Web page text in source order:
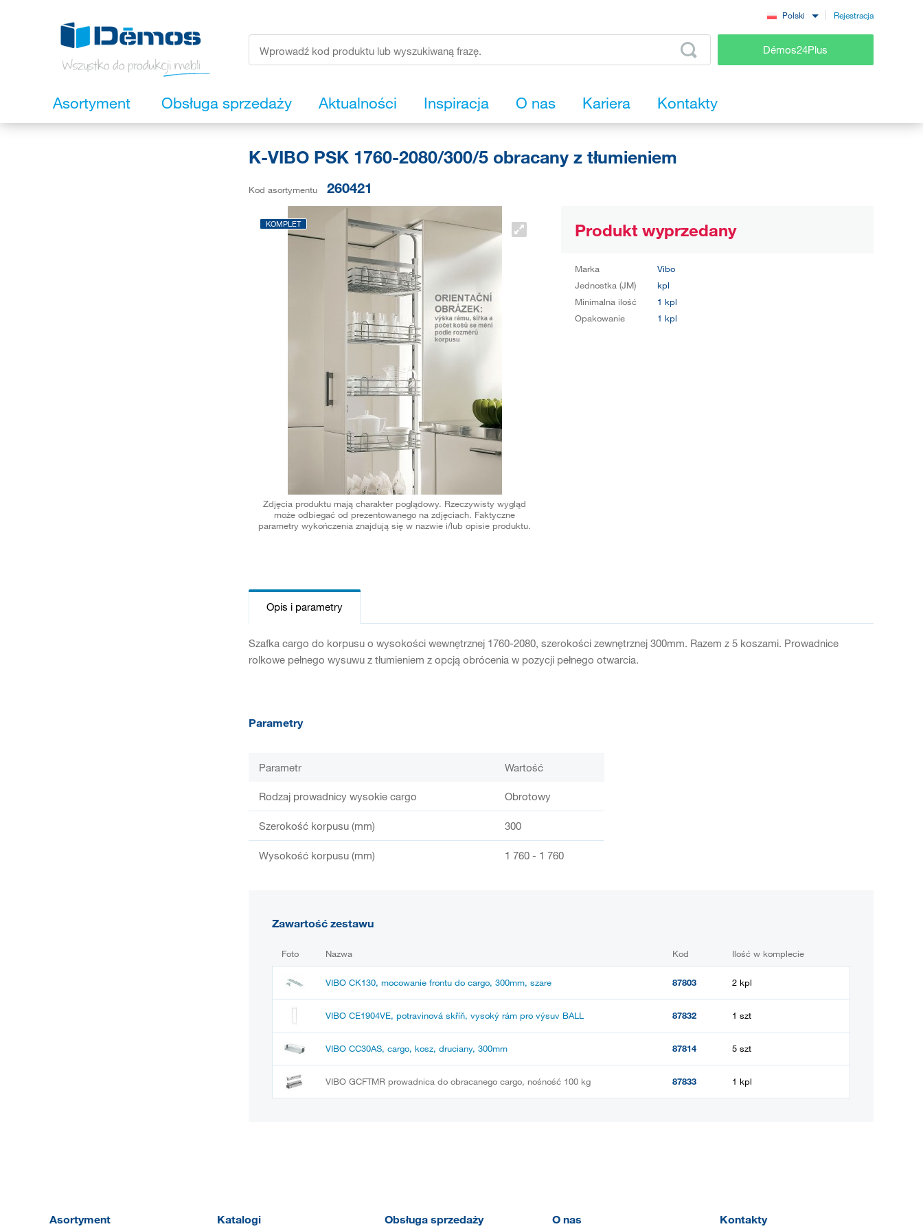
Polski Rejestracja
Démos24Plus
Asortyment Obsługa sprzedaży Aktualności Inspiracja O nas Kariera Kontakty
K-VIBO PSK 1760-2080/300/5 obracany z tłumieniem
Kod asortymentu 260421
KOMPLET
Zdjęcia produktu mają charakter poglądowy. Rzeczywisty wygląd
może odbiegać od prezentowanego na zdjęciach. Faktyczne
parametry wykończenia znajdują się w nazwie i/lub opisie produktu.
Produkt wyprzedany
Marka
Vibo
Jednostka (JM)
kpl
Minimalna ilość
1 kpl
Opakowanie
1 kpl
Opis i parametry
Szafka cargo do korpusu o wysokości wewnętrznej 1760-2080, szerokości zewnętrznej 300mm. Razem z 5 koszami. Prowadnice
rolkowe pełnego wysuwu z tłumieniem z opcją obrócenia w pozycji pełnego otwarcia.
Parametry
Parametr Wartość
Rodzaj prowadnicy wysokie cargo Obrotowy
Szerokość korpusu (mm) 300
Wysokość korpusu (mm) 1 760 - 1 760
Zawartość zestawu
Foto Nazwa Kod Ilość w komplecie
VIBO CK130, mocowanie frontu do cargo, 300mm, szare 87803 2 kpl
VIBO CE1904VE, potravinová skříň, vysoký rám pro výsuv BALL 87832 1 szt
VIBO CC30AS, cargo, kosz, druciany, 300mm 87814 5 szt
VIBO GCFTMR prowadnica do obracanego cargo, nośność 100 kg 87833 1 kpl
Asortyment Katalogi Obsługa sprzedaży O nas Kontakty